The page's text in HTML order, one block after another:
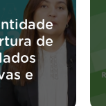
de
e